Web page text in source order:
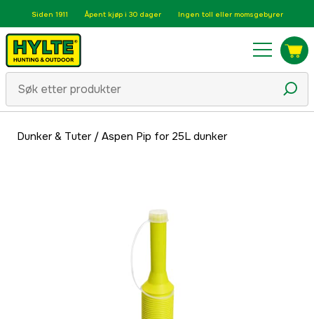
Siden 1911 Åpent kjøp i 30 dager Ingen toll eller momsgebyrer
Dunker & Tuter/ Aspen Pip for 25L dunker